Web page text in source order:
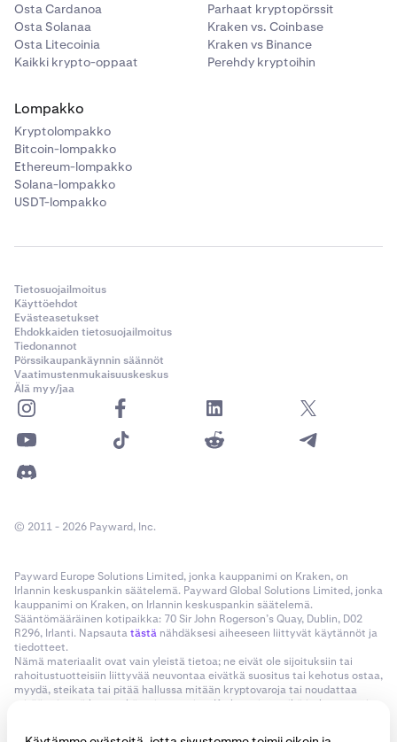
Osta Cardanoa
Osta Solanaa
Osta Litecoinia
Kaikki krypto-oppaat
Parhaat kryptopörssit
Kraken vs. Coinbase
Kraken vs Binance
Perehdy kryptoihin
Lompakko
Kryptolompakko
Bitcoin-lompakko
Ethereum-lompakko
Solana-lompakko
USDT-lompakko
Tietosuojailmoitus
Käyttöehdot
Evästeasetukset
Ehdokkaiden tietosuojailmoitus
Tiedonannot
Pörssikaupankäynnin säännöt
Vaatimustenmukaisuuskeskus
Älä myy/jaa
© 2011 - 2026 Payward, Inc.
Payward Europe Solutions Limited, jonka kauppanimi on Kraken, on
Irlannin keskuspankin säätelemä. Payward Global Solutions Limited, jonka
kauppanimi on Kraken, on Irlannin keskuspankin säätelemä.
Sääntömääräinen kotipaikka: 70 Sir John Rogerson’s Quay, Dublin, D02
R296, Irlanti. Napsautatästä nähdäksesi aiheeseen liittyvät käytännöt ja
tiedotteet.
Nämä materiaalit ovat vain yleistä tietoa; ne eivät ole sijoituksiin tai
rahoitustuotteisiin liittyvää neuvontaa eivätkä suositus tai kehotus ostaa,
myydä, steikata tai pitää hallussa mitään kryptovaroja tai noudattaa
mitään tiettyä kaupankäyntistrategiaa. Kraken ei nyt eikä jatkossa pyri